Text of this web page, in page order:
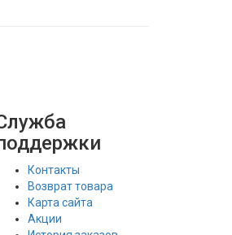
Контакты
Возврат товара
Карта сайта
Акции